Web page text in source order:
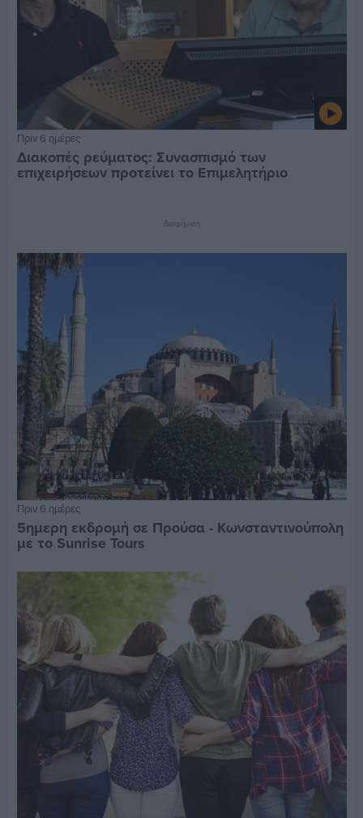
Πριν 6 ημέρες
Διακοπές ρεύματος: Συνασπισμό των
επιχειρήσεων προτείνει το Επιμελητήριο
Διαφήμιση
Πριν 6 ημέρες
5ημερη εκδρομή σε Προύσα - Κωνσταντινούπολη
με το Sunrise Tours